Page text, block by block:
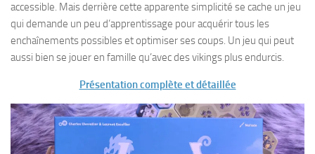
accessible. Mais derrière cette apparente simplicité se cache un jeu
qui demande un peu d’apprentissage pour acquérir tous les
enchaînements possibles et optimiser ses coups. Un jeu qui peut
aussi bien se jouer en famille qu’avec des vikings plus endurcis.
Présentation complète et détaillée